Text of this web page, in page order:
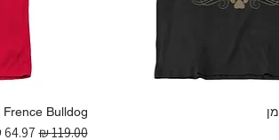
Frence Bulldog / בולדוג
מחיר רגיל‏119.00 ‏₪ מחיר